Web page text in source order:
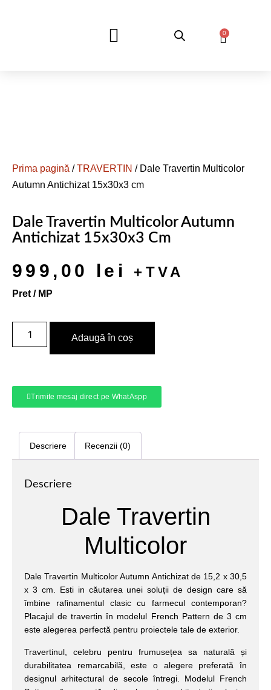
0
Prima pagină /TRAVERTIN / Dale Travertin Multicolor
Autumn Antichizat 15x30x3 cm
Dale Travertin Multicolor Autumn
Antichizat 15x30x3 Cm
999,00 lei +TVA
Pret / MP
Adaugă în coș
Trimite mesaj direct pe WhatAspp
Descriere Recenzii (0)
Descriere
Dale Travertin
Multicolor
Dale Travertin Multicolor Autumn Antichizat de 15,2 x 30,5
x 3 cm. Esti in căutarea unei soluții de design care să
îmbine rafinamentul clasic cu farmecul contemporan?
Placajul de travertin în modelul French Pattern de 3 cm
este alegerea perfectă pentru proiectele tale de exterior.
Travertinul, celebru pentru frumusețea sa naturală și
durabilitatea remarcabilă, este o alegere preferată în
designul arhitectural de secole întregi. Modelul French